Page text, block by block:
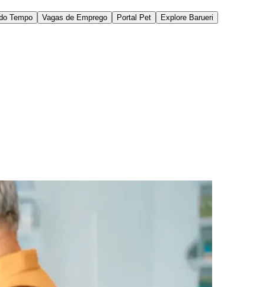
IracemaJardim ItaquitiJardim JulioJardim LíbanoJardim Maria
Mutinga
Silveira Vila Boa Vista
Tempo Vagas de Emprego Portal Pet
Explore Barueri